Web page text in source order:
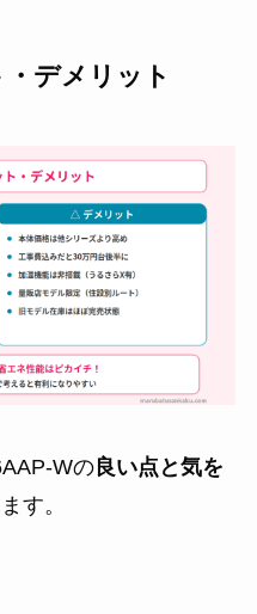
デメリット
Wの良い点と気を
す。